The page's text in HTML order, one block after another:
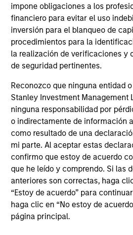
impone obligaciones a los
financiero para evitar el uso
inversión para el blanqueo de
procedimientos para la
la realización de verificaciones y
de seguridad pertinentes.
Reconozco que ninguna entidad
Stanley Investment Management
ninguna responsabilidad por
o indirectamente de información
como resultado de una
mi parte. Al aceptar estas
confirmo que estoy de acuerdo
que he leído y comprendo. Si las
anteriores son correctas, haga
“Estoy de acuerdo” para
haga clic en “No estoy de
página principal.
16-JUL-2026
May not represent all Team
The information on this page is
purposes only. The information
not constitute and should not be
offering of advisory services or
solicitation of an offer to buy
jurisdiction in which such offer
purchase or sale would be
securities, insurance or other
All investing involves risks,
Please refer to the strategy detail